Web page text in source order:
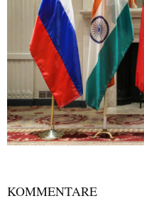
KOMMENTARE